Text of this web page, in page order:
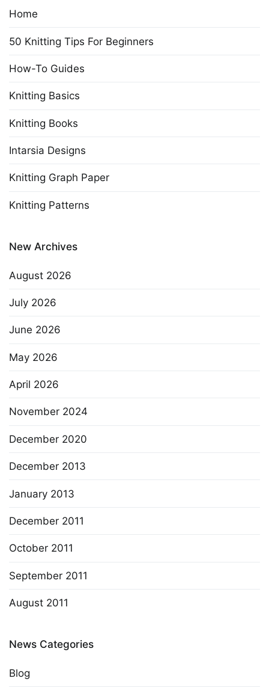
Home
50 Knitting Tips For Beginners
How-To Guides
Knitting Basics
Knitting Books
Intarsia Designs
Knitting Graph Paper
Knitting Patterns
New Archives
August 2026
July 2026
June 2026
May 2026
April 2026
November 2024
December 2020
December 2013
January 2013
December 2011
October 2011
September 2011
August 2011
News Categories
Blog